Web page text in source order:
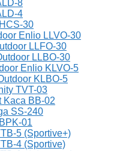
8
4
30
Enlio LLVO-30
LLFO-30
LLBO-30
Enlio KLVO-5
KLBO-5
TVT-03
Kaca BB-02
SS-240
01
5 (Sportive+)
4 (Sportive)